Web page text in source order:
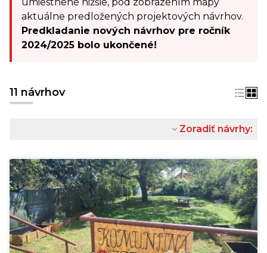
aktuálne predložených projektových návrhov.
Predkladanie nových návrhov pre ročník
2024/2025 bolo ukončené!
11 návrhov
Zoradiť návrhy: